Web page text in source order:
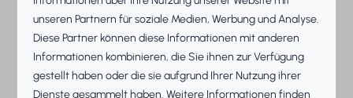
Das Apartment verfügt über zwei komfortable
Schlafzimmer, ein Badezimmer mit Badewanne und
Dusche sowie ein separates WC. Mit Waschtrockner,
Mikrowelle, Kaffeemaschine und digitalem TV fehlt es
dir an nichts. Ein privater Parkplatz steht zur Verfügung,
unseren Partnern für soziale Medien, Werbung und Analyse.
Diese Partner können diese Informationen mit anderen
Informationen kombinieren, die Sie ihnen zur Verfügung
gestellt haben oder die sie aufgrund Ihrer Nutzung ihrer
Dienste gesammelt haben. Weitere Informationen finden